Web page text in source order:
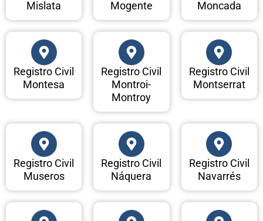
Mislata
Mogente
Moncada
Registro Civil
Montesa
Registro Civil
Montroi-
Montroy
Registro Civil
Montserrat
Registro Civil
Museros
Registro Civil
Náquera
Registro Civil
Navarrés